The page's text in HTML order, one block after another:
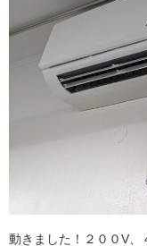
動きました！２００V、